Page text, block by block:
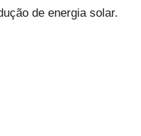
de energia solar.